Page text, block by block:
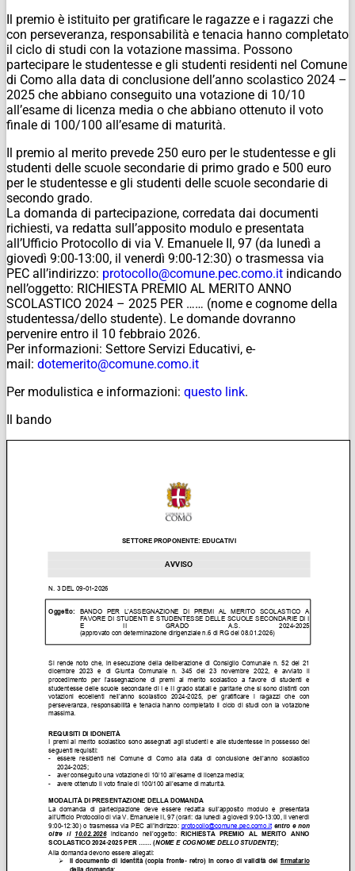
Il premio è istituito per gratificare le ragazze e i ragazzi che
con perseveranza, responsabilità e tenacia hanno completato
il ciclo di studi con la votazione massima. Possono
partecipare le studentesse e gli studenti residenti nel Comune
di Como alla data di conclusione dell’anno scolastico 2024 –
2025 che abbiano conseguito una votazione di 10/10
all’esame di licenza media o che abbiano ottenuto il voto
finale di 100/100 all’esame di maturità.
Il premio al merito prevede 250 euro per le studentesse e gli
studenti delle scuole secondarie di primo grado e 500 euro
per le studentesse e gli studenti delle scuole secondarie di
secondo grado.
La domanda di partecipazione, corredata dai documenti
richiesti, va redatta sull’apposito modulo e presentata
all’Ufficio Protocollo di via V. Emanuele II, 97 (da lunedì a
giovedì 9:00-13:00, il venerdì 9:00-12:30) o trasmessa via
PEC all’indirizzo: protocollo@comune.pec.como.it indicando
nell’oggetto: RICHIESTA PREMIO AL MERITO ANNO
SCOLASTICO 2024 – 2025 PER …… (nome e cognome della
studentessa/dello studente). Le domande dovranno
pervenire entro il 10 febbraio 2026.
Per informazioni: Settore Servizi Educativi, e-
mail: dotemerito@comune.como.it
Per modulistica e informazioni: questo link.
Il bando